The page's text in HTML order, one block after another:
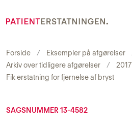
Forside
Eksempler på afgørelser
Arkiv over tidligere afgørelser
2017
Fik erstatning for fjernelse af bryst
SAGSNUMMER 13-4582